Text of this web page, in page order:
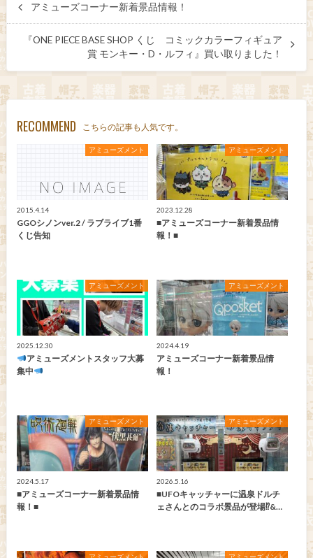
アミューズコーナー新着景品情報！
『ONE PIECE BASE SHOP くじ コミックカラーフィギュア
賞 モンキー・D・ルフィ』買い取りました！
RECOMMEND こちらの記事も人気です。
アミューズメント
2015.4.14
GGOシノンver.2 / ラブライブ1番
くじ告知
アミューズメント
2023.12.28
■アミューズコーナー新着景品情
報！■
アミューズメント
2025.12.30
アミューズメントスタッフ大募
集中
アミューズメント
2024.4.19
アミューズコーナー新着景品情
報！
アミューズメント
2024.5.17
■アミューズコーナー新着景品情
報！■
アミューズメント
2026.5.16
■UFOキャッチャーに温泉ドルチ
ェさんとのコラボ景品が登場⁉&…